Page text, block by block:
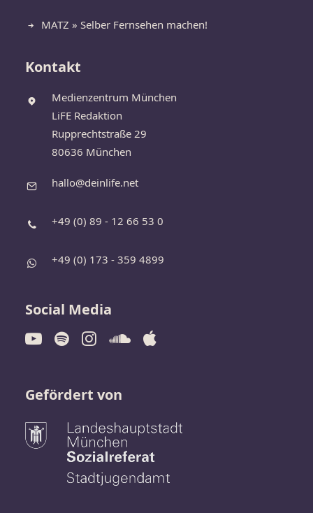
MATZ » Selber Fernsehen machen!
Kontakt
Medienzentrum München
LiFE Redaktion
Rupprechtstraße 29
80636 München
hallo@deinlife.net
+49 (0) 89 - 12 66 53 0
+49 (0) 173 - 359 4899
Social Media
Gefördert von